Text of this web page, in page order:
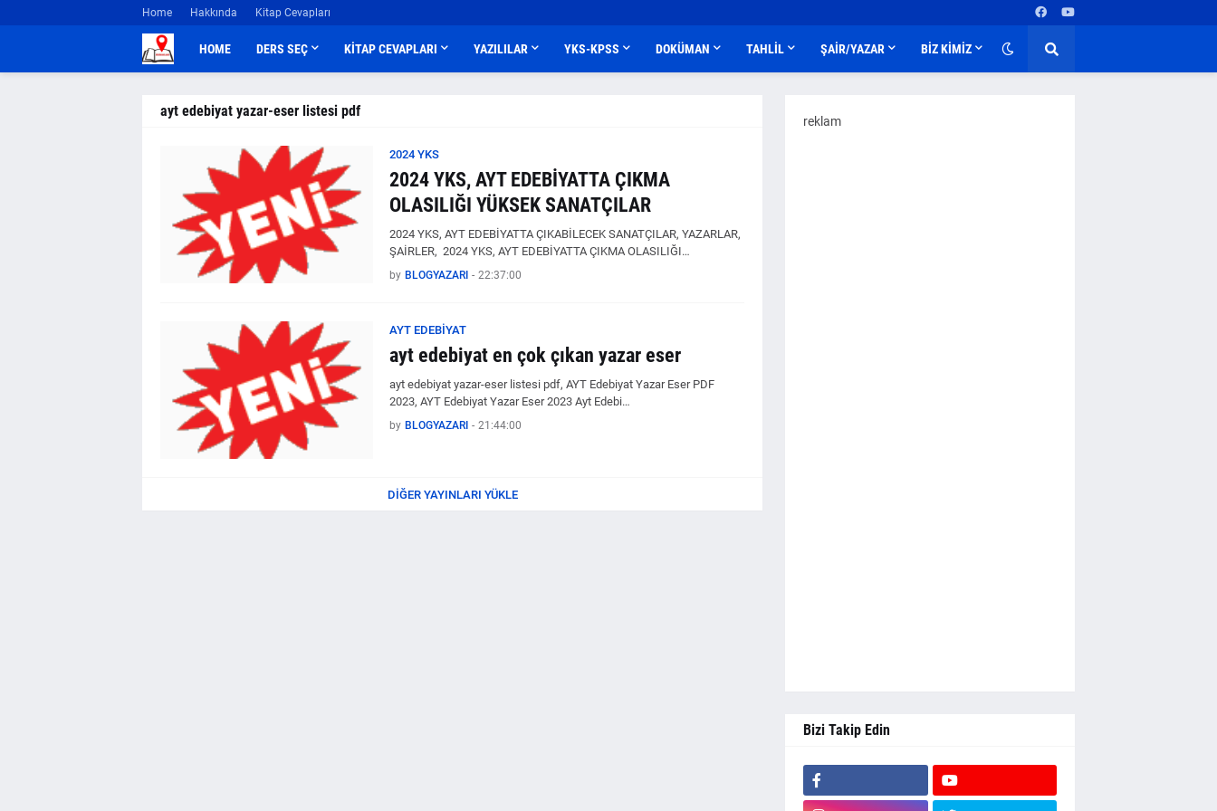
Home Hakkında Kitap Cevapları
HOME DERS SEÇ KİTAP CEVAPLARI YAZILILAR YKS-KPSS DOKÜMAN TAHLİL ŞAİR/YAZAR BİZ KİMİZ
ayt edebiyat yazar-eser listesi pdf
2024 YKS
2024 YKS, AYT EDEBİYATTA ÇIKMA
OLASILIĞI YÜKSEK SANATÇILAR
2024 YKS, AYT EDEBİYATTA ÇIKABİLECEK SANATÇILAR, YAZARLAR,
ŞAİRLER, 2024 YKS, AYT EDEBİYATTA ÇIKMA OLASILIĞI…
by BLOGYAZARI - 22:37:00
AYT EDEBİYAT
ayt edebiyat en çok çıkan yazar eser
ayt edebiyat yazar-eser listesi pdf, AYT Edebiyat Yazar Eser PDF
2023, AYT Edebiyat Yazar Eser 2023 Ayt Edebi…
by BLOGYAZARI - 21:44:00
DIĞER YAYINLARI YÜKLE
reklam
Bizi Takip Edin